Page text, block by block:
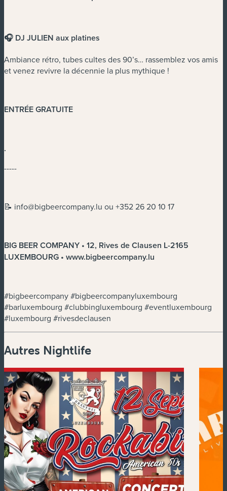
🎧 DJ JULIEN aux platines
Ambiance rétro, tubes cultes des 90’s… rassemblez vos amis
et venez revivre la décennie la plus mythique !
ENTRÉE GRATUITE
.
-----
📝 info@bigbeercompany.lu ou +352 26 20 10 17
BIG BEER COMPANY • 12, Rives de Clausen L-2165
LUXEMBOURG • www.bigbeercompany.lu
#bigbeercompany #bigbeercompanyluxembourg
#barluxembourg #clubbingluxembourg #eventluxembourg
#luxembourg #rivesdeclausen
Autres Nightlife